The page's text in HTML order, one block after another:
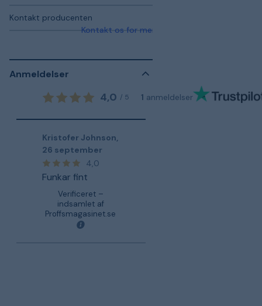
Kontakt producenten
Kontakt os for mere information
Anmeldelser
4,0 / 5 1 anmeldelser
Kristofer Johnson,
26 september
4,0
Funkar fint
Verificeret –
indsamlet af
Proffsmagasinet.se